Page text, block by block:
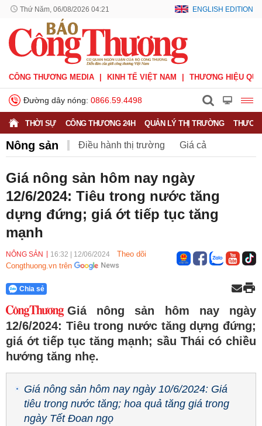
Thứ Năm, 06/08/2026 04:21 ENGLISH EDITION
CÔNG THƯƠNG MEDIA KINH TẾ VIỆT NAM THƯƠNG HIỆU
Đường dây nóng: 0866.59.4498
THỜI SỰ CÔNG THƯƠNG 24H QUẢN LÝ THỊ TRƯỜNG
Nông sản Điều hành thị trường Giá cả
Giá nông sản hôm nay ngày
12/6/2024: Tiêu trong nước tăng
dựng đứng; giá ớt tiếp tục tăng
mạnh
NÔNG SẢN 16:32 12/06/2024
Theo dõi
Congthuong.vn trên
Chia sẻ
Giá nông sản hôm nay ngày
12/6/2024: Tiêu trong nước tăng dựng đứng;
giá ớt tiếp tục tăng mạnh; sầu Thái có chiều
hướng tăng nhẹ.
Giá nông sản hôm nay ngày 10/6/2024: Giá
tiêu trong nước tăng; hoa quả tăng giá trong
ngày Tết Đoan ngọ